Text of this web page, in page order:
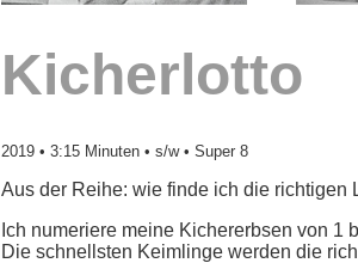
Kicherlotto
2019 • 3:15 Minuten • s/w • Super 8
Aus der Reihe: wie finde ich die richtigen
Ich numeriere meine Kichererbsen von
Die schnellsten Keimlinge werden die